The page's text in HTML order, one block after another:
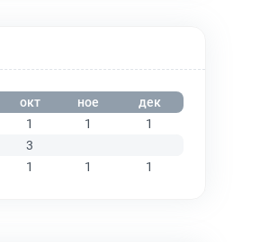
окт ное
дек
1 1
1
3
1 1 1